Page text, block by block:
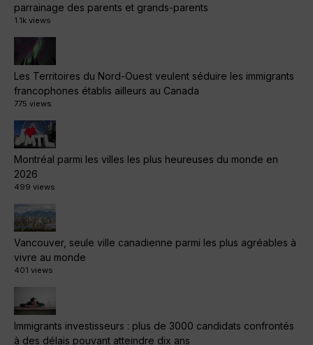
parrainage des parents et grands-parents
1.1k views
Les Territoires du Nord-Ouest veulent séduire les immigrants
francophones établis ailleurs au Canada
775 views
Montréal parmi les villes les plus heureuses du monde en
2026
499 views
Vancouver, seule ville canadienne parmi les plus agréables à
vivre au monde
401 views
Immigrants investisseurs : plus de 3000 candidats confrontés
à des délais pouvant atteindre dix ans